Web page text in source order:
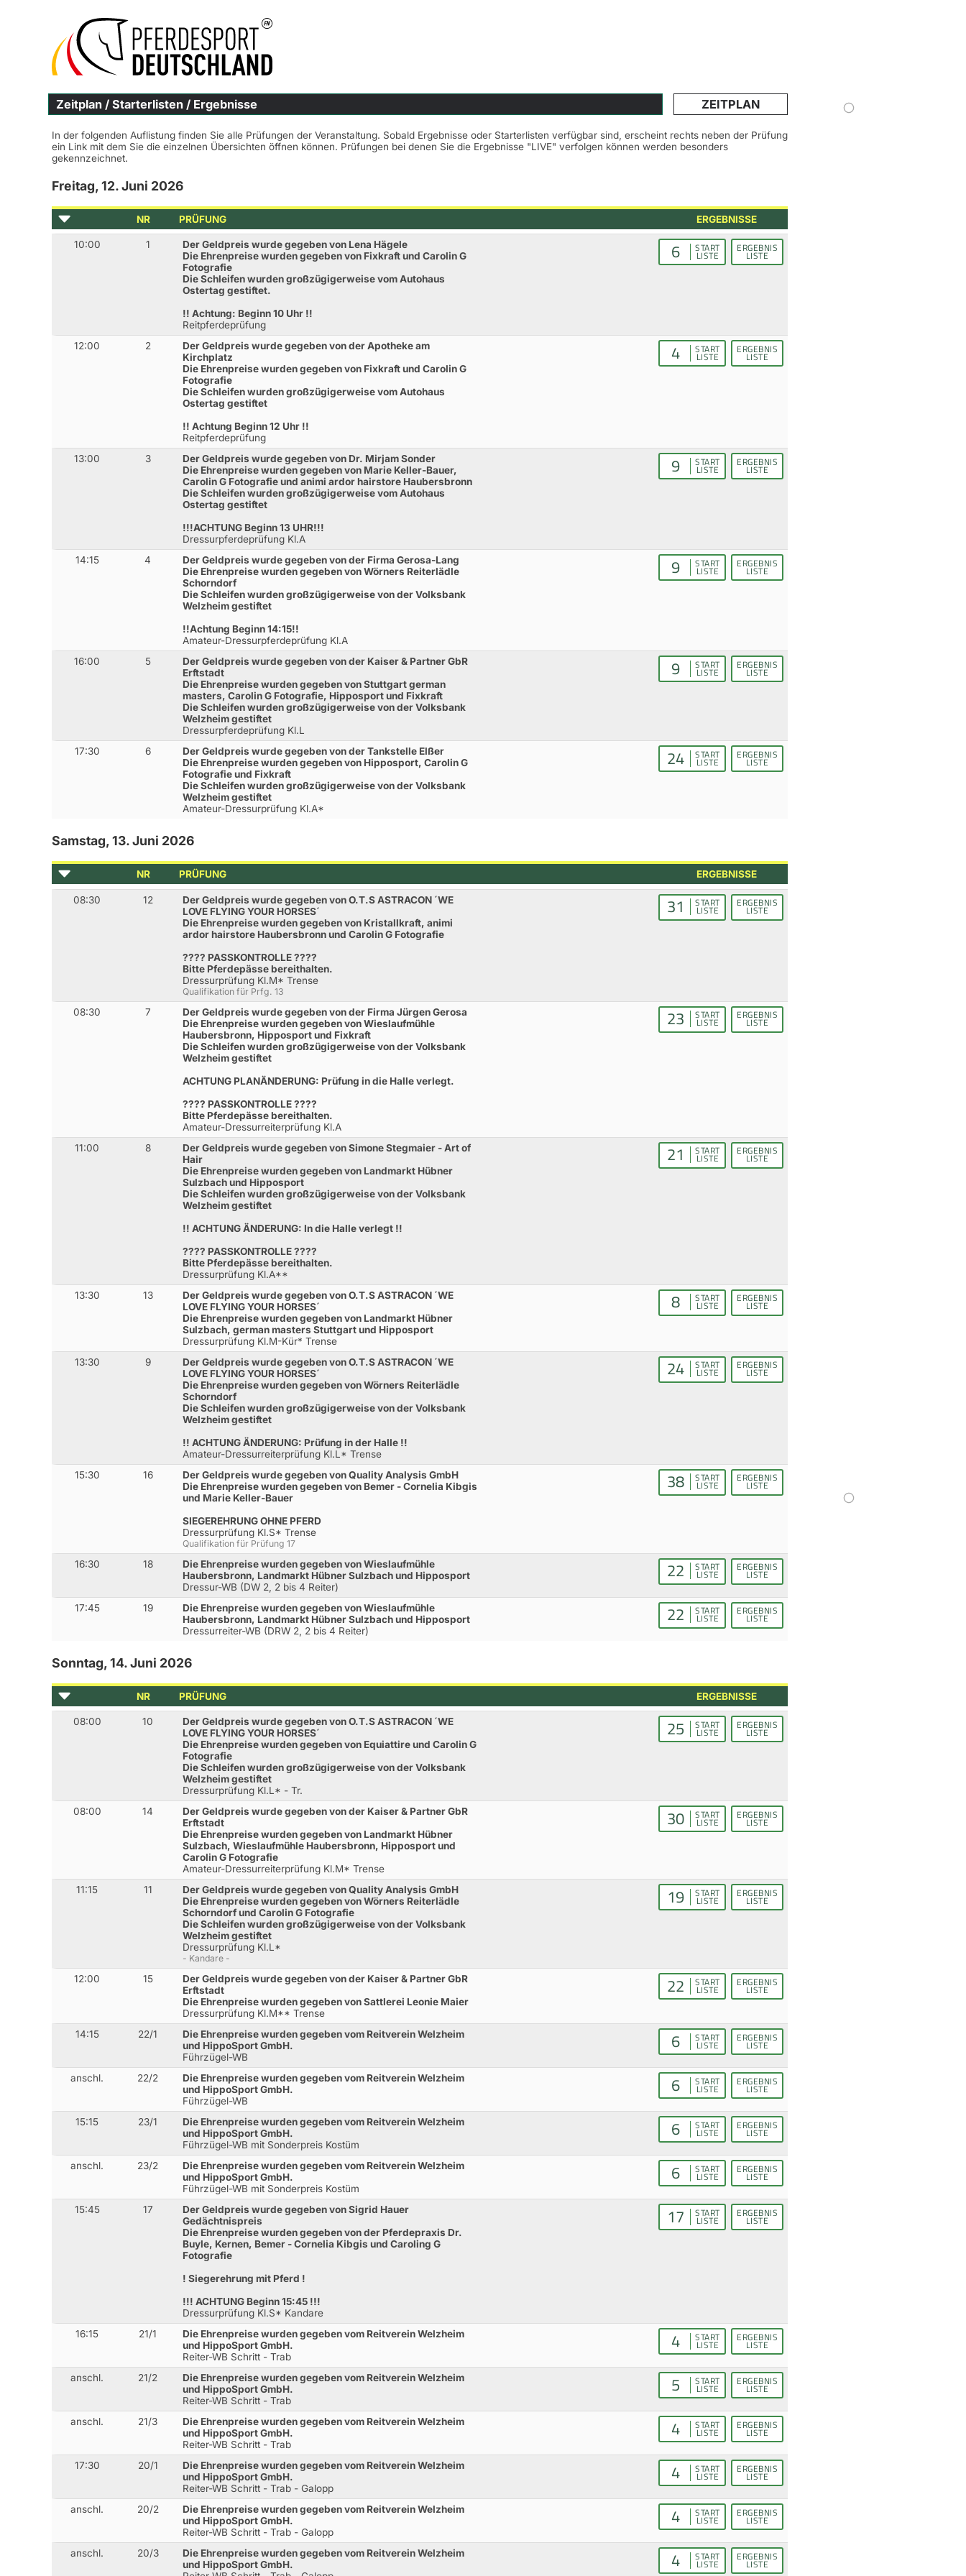
Zeitplan / Starterlisten / Ergebnisse ZEITPLAN
In der folgenden Auflistung finden Sie alle Prüfungen der Veranstaltung. Sobald Ergebnisse oder Starterlisten verfügbar sind, erscheint rechts neben der Prüfung
ein Link mit dem Sie die einzelnen Übersichten öffnen können. Prüfungen bei denen Sie die Ergebnisse "LIVE" verfolgen können werden besonders
gekennzeichnet.
Freitag, 12. Juni 2026
NR PRÜFUNG ERGEBNISSE
10:00 1
Der Geldpreis wurde gegeben von Lena Hägele
Die Ehrenpreise wurden gegeben von Fixkraft und Carolin G
Fotografie
Die Schleifen wurden großzügigerweise vom Autohaus
Ostertag gestiftet.
!! Achtung: Beginn 10 Uhr !!
Reitpferdeprüfung
6 START
LISTE
ERGEBNIS
LISTE
12:00 2
Der Geldpreis wurde gegeben von der Apotheke am
Kirchplatz
Die Ehrenpreise wurden gegeben von Fixkraft und Carolin G
Fotografie
Die Schleifen wurden großzügigerweise vom Autohaus
Ostertag gestiftet
!! Achtung Beginn 12 Uhr !!
Reitpferdeprüfung
4 START
LISTE
ERGEBNIS
LISTE
13:00 3
Der Geldpreis wurde gegeben von Dr. Mirjam Sonder
Die Ehrenpreise wurden gegeben von Marie Keller-Bauer,
Carolin G Fotografie und animi ardor hairstore Haubersbronn
Die Schleifen wurden großzügigerweise vom Autohaus
Ostertag gestiftet
!!!ACHTUNG Beginn 13 UHR!!!
Dressurpferdeprüfung Kl.A
9 START
LISTE
ERGEBNIS
LISTE
14:15 4
Der Geldpreis wurde gegeben von der Firma Gerosa-Lang
Die Ehrenpreise wurden gegeben von Wörners Reiterlädle
Schorndorf
Die Schleifen wurden großzügigerweise von der Volksbank
Welzheim gestiftet
!!Achtung Beginn 14:15!!
Amateur-Dressurpferdeprüfung Kl.A
9 START
LISTE
ERGEBNIS
LISTE
16:00 5
Der Geldpreis wurde gegeben von der Kaiser & Partner GbR
Erftstadt
Die Ehrenpreise wurden gegeben von Stuttgart german
masters, Carolin G Fotografie, Hipposport und Fixkraft
Die Schleifen wurden großzügigerweise von der Volksbank
Welzheim gestiftet
Dressurpferdeprüfung Kl.L
9 START
LISTE
ERGEBNIS
LISTE
17:30 6
Der Geldpreis wurde gegeben von der Tankstelle Elßer
Die Ehrenpreise wurden gegeben von Hipposport, Carolin G
Fotografie und Fixkraft
Die Schleifen wurden großzügigerweise von der Volksbank
Welzheim gestiftet
Amateur-Dressurprüfung Kl.A*
24 START
LISTE
ERGEBNIS
LISTE
Samstag, 13. Juni 2026
NR PRÜFUNG ERGEBNISSE
08:30 12
Der Geldpreis wurde gegeben von O.T.S ASTRACON ´WE
LOVE FLYING YOUR HORSES´
Die Ehrenpreise wurden gegeben von Kristallkraft, animi
ardor hairstore Haubersbronn und Carolin G Fotografie
???? PASSKONTROLLE ????
Bitte Pferdepässe bereithalten.
Dressurprüfung Kl.M* Trense
Qualifikation für Prfg. 13
31 START
LISTE
ERGEBNIS
LISTE
08:30 7
Der Geldpreis wurde gegeben von der Firma Jürgen Gerosa
Die Ehrenpreise wurden gegeben von Wieslaufmühle
Haubersbronn, Hipposport und Fixkraft
Die Schleifen wurden großzügigerweise von der Volksbank
Welzheim gestiftet
ACHTUNG PLANÄNDERUNG: Prüfung in die Halle verlegt.
???? PASSKONTROLLE ????
Bitte Pferdepässe bereithalten.
Amateur-Dressurreiterprüfung Kl.A
23 START
LISTE
ERGEBNIS
LISTE
11:00 8
Der Geldpreis wurde gegeben von Simone Stegmaier - Art of
Hair
Die Ehrenpreise wurden gegeben von Landmarkt Hübner
Sulzbach und Hipposport
Die Schleifen wurden großzügigerweise von der Volksbank
Welzheim gestiftet
!! ACHTUNG ÄNDERUNG: In die Halle verlegt !!
???? PASSKONTROLLE ????
Bitte Pferdepässe bereithalten.
Dressurprüfung Kl.A**
21 START
LISTE
ERGEBNIS
LISTE
13:30 13
Der Geldpreis wurde gegeben von O.T.S ASTRACON ´WE
LOVE FLYING YOUR HORSES´
Die Ehrenpreise wurden gegeben von Landmarkt Hübner
Sulzbach, german masters Stuttgart und Hipposport
Dressurprüfung Kl.M-Kür* Trense
8 START
LISTE
ERGEBNIS
LISTE
13:30 9
Der Geldpreis wurde gegeben von O.T.S ASTRACON ´WE
LOVE FLYING YOUR HORSES´
Die Ehrenpreise wurden gegeben von Wörners Reiterlädle
Schorndorf
Die Schleifen wurden großzügigerweise von der Volksbank
Welzheim gestiftet
!! ACHTUNG ÄNDERUNG: Prüfung in der Halle !!
Amateur-Dressurreiterprüfung Kl.L* Trense
24 START
LISTE
ERGEBNIS
LISTE
15:30 16
Der Geldpreis wurde gegeben von Quality Analysis GmbH
Die Ehrenpreise wurden gegeben von Bemer - Cornelia Kibgis
und Marie Keller-Bauer
SIEGEREHRUNG OHNE PFERD
Dressurprüfung Kl.S* Trense
Qualifikation für Prüfung 17
38 START
LISTE
ERGEBNIS
LISTE
16:30 18
Die Ehrenpreise wurden gegeben von Wieslaufmühle
Haubersbronn, Landmarkt Hübner Sulzbach und Hipposport
Dressur-WB (DW 2, 2 bis 4 Reiter)
22 START
LISTE
ERGEBNIS
LISTE
17:45 19
Die Ehrenpreise wurden gegeben von Wieslaufmühle
Haubersbronn, Landmarkt Hübner Sulzbach und Hipposport
Dressurreiter-WB (DRW 2, 2 bis 4 Reiter)
22 START
LISTE
ERGEBNIS
LISTE
Sonntag, 14. Juni 2026
NR PRÜFUNG ERGEBNISSE
08:00 10
Der Geldpreis wurde gegeben von O.T.S ASTRACON ´WE
LOVE FLYING YOUR HORSES´
Die Ehrenpreise wurden gegeben von Equiattire und Carolin G
Fotografie
Die Schleifen wurden großzügigerweise von der Volksbank
Welzheim gestiftet
Dressurprüfung Kl.L* - Tr.
25 START
LISTE
ERGEBNIS
LISTE
08:00 14
Der Geldpreis wurde gegeben von der Kaiser & Partner GbR
Erftstadt
Die Ehrenpreise wurden gegeben von Landmarkt Hübner
Sulzbach, Wieslaufmühle Haubersbronn, Hipposport und
Carolin G Fotografie
Amateur-Dressurreiterprüfung Kl.M* Trense
30 START
LISTE
ERGEBNIS
LISTE
11:15 11
Der Geldpreis wurde gegeben von Quality Analysis GmbH
Die Ehrenpreise wurden gegeben von Wörners Reiterlädle
Schorndorf und Carolin G Fotografie
Die Schleifen wurden großzügigerweise von der Volksbank
Welzheim gestiftet
Dressurprüfung Kl.L*
- Kandare -
19 START
LISTE
ERGEBNIS
LISTE
12:00 15
Der Geldpreis wurde gegeben von der Kaiser & Partner GbR
Erftstadt
Die Ehrenpreise wurden gegeben von Sattlerei Leonie Maier
Dressurprüfung Kl.M** Trense
22 START
LISTE
ERGEBNIS
LISTE
14:15 22/1
Die Ehrenpreise wurden gegeben vom Reitverein Welzheim
und HippoSport GmbH.
Führzügel-WB
6 START
LISTE
ERGEBNIS
LISTE
anschl. 22/2
Die Ehrenpreise wurden gegeben vom Reitverein Welzheim
und HippoSport GmbH.
Führzügel-WB
6 START
LISTE
ERGEBNIS
LISTE
15:15 23/1
Die Ehrenpreise wurden gegeben vom Reitverein Welzheim
und HippoSport GmbH.
Führzügel-WB mit Sonderpreis Kostüm
6 START
LISTE
ERGEBNIS
LISTE
anschl. 23/2
Die Ehrenpreise wurden gegeben vom Reitverein Welzheim
und HippoSport GmbH.
Führzügel-WB mit Sonderpreis Kostüm
6 START
LISTE
ERGEBNIS
LISTE
15:45 17
Der Geldpreis wurde gegeben von Sigrid Hauer
Gedächtnispreis
Die Ehrenpreise wurden gegeben von der Pferdepraxis Dr.
Buyle, Kernen, Bemer - Cornelia Kibgis und Caroling G
Fotografie
! Siegerehrung mit Pferd !
!!! ACHTUNG Beginn 15:45 !!!
Dressurprüfung Kl.S* Kandare
17 START
LISTE
ERGEBNIS
LISTE
16:15 21/1
Die Ehrenpreise wurden gegeben vom Reitverein Welzheim
und HippoSport GmbH.
Reiter-WB Schritt - Trab
4 START
LISTE
ERGEBNIS
LISTE
anschl. 21/2
Die Ehrenpreise wurden gegeben vom Reitverein Welzheim
und HippoSport GmbH.
Reiter-WB Schritt - Trab
5 START
LISTE
ERGEBNIS
LISTE
anschl. 21/3
Die Ehrenpreise wurden gegeben vom Reitverein Welzheim
und HippoSport GmbH.
Reiter-WB Schritt - Trab
4 START
LISTE
ERGEBNIS
LISTE
17:30 20/1
Die Ehrenpreise wurden gegeben vom Reitverein Welzheim
und HippoSport GmbH.
Reiter-WB Schritt - Trab - Galopp
4 START
LISTE
ERGEBNIS
LISTE
anschl. 20/2
Die Ehrenpreise wurden gegeben vom Reitverein Welzheim
und HippoSport GmbH.
Reiter-WB Schritt - Trab - Galopp
4 START
LISTE
ERGEBNIS
LISTE
anschl. 20/3
Die Ehrenpreise wurden gegeben vom Reitverein Welzheim
und HippoSport GmbH.
4 START
LISTE
ERGEBNIS
LISTE